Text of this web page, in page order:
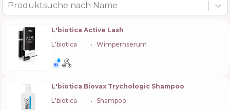
Produktsuche nach Name
L'biotica Active Lash
L'biotica
Wimpernserum
L'biotica Biovax Trychologic Shampoo
L'biotica
Shampoo